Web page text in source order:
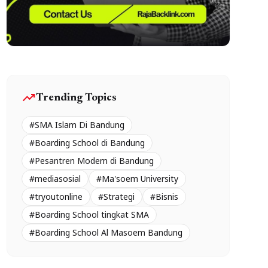
trending_upTrending Topics
#SMA Islam Di Bandung
#Boarding School di Bandung
#Pesantren Modern di Bandung
#mediasosial
#Ma'soem University
#tryoutonline
#Strategi
#Bisnis
#Boarding School tingkat SMA
#Boarding School Al Masoem Bandung